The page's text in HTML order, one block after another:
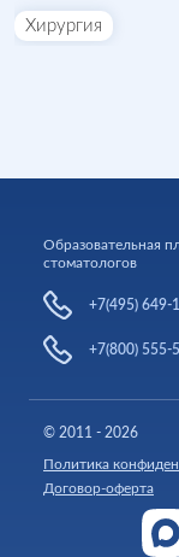
Хирургия
Образовательная
стоматологов
+7(495) 649-
+7(800) 555-
© 2011 - 2026
Политика
Договор-оферта